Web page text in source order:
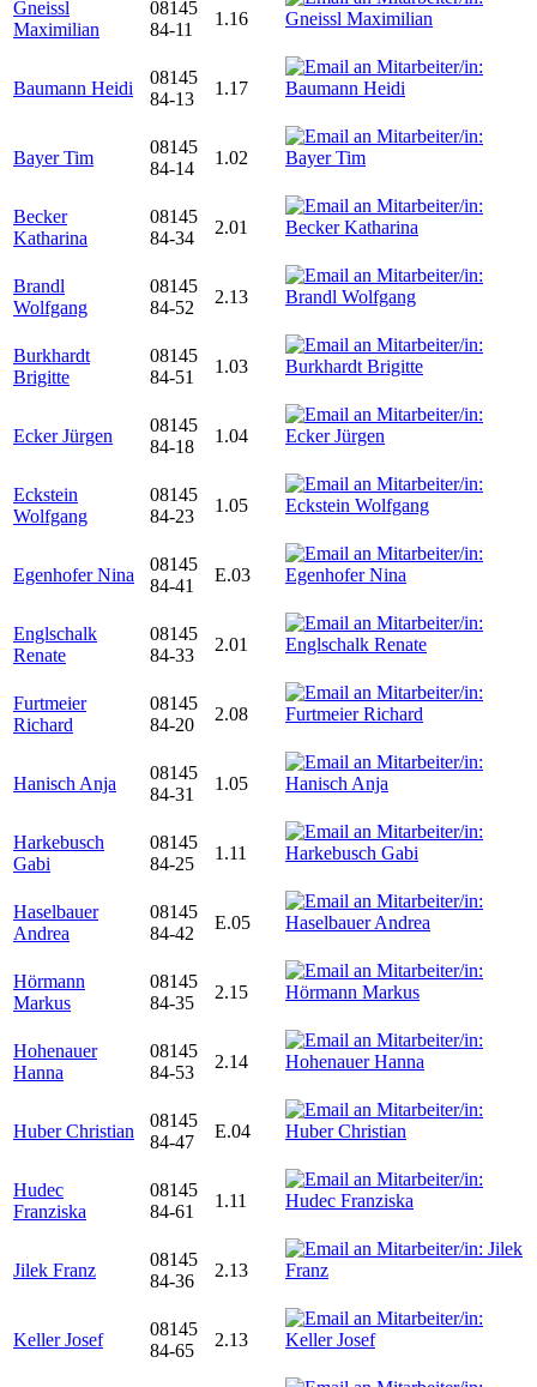
Gneissl
Maximilian
08145
84-11
1.16
Baumann Heidi
08145
84-13
1.17
Bayer Tim
08145
84-14
1.02
Becker
Katharina
08145
84-34
2.01
Brandl
Wolfgang
08145
84-52
2.13
Burkhardt
Brigitte
08145
84-51
1.03
Ecker Jürgen
08145
84-18
1.04
Eckstein
Wolfgang
08145
84-23
1.05
Egenhofer Nina
08145
84-41
E.03
Englschalk
Renate
08145
84-33
2.01
Furtmeier
Richard
08145
84-20
2.08
Hanisch Anja
08145
84-31
1.05
Harkebusch
Gabi
08145
84-25
1.11
Haselbauer
Andrea
08145
84-42
E.05
Hörmann
Markus
08145
84-35
2.15
Hohenauer
Hanna
08145
84-53
2.14
Huber Christian
08145
84-47
E.04
Hudec
Franziska
08145
84-61
1.11
Jilek Franz
08145
84-36
2.13
Keller Josef
08145
84-65
2.13